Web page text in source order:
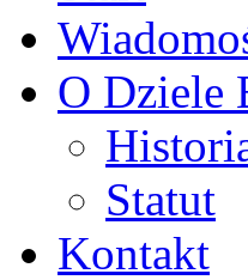
O Dziele
Statut
Kontakt